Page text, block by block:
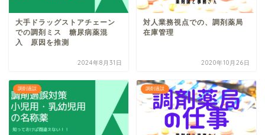
大手ドラッグストアチェーン
での調剤ミス 糖尿病薬混
入 原因を推測
2024年8月31日
対人業務視点での、調剤薬局
在庫管理
2020年10月26日
調剤過誤 調剤過誤